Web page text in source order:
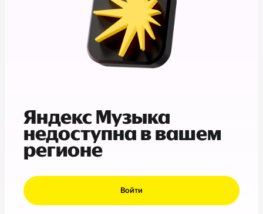
Яндекс Музыка
недоступна в вашем
регионе
Войти